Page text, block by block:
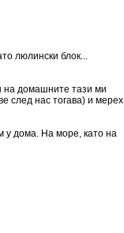
люлински блок...
на домашните тази ми
след нас тогава) и мерех
у дома. На море, като на